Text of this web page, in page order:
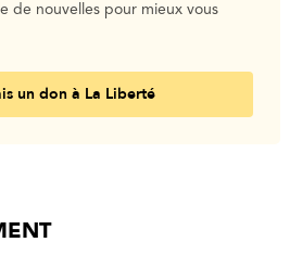
de nouvelles pour mieux vous
un don à La Liberté